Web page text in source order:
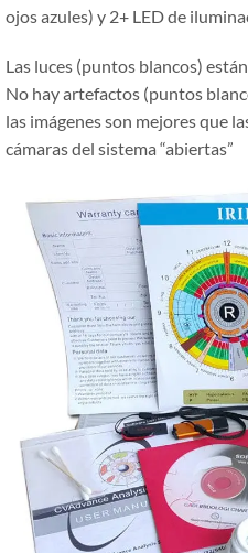
ojos azules) y 2+ LED de
Las luces (puntos blancos)
No hay artefactos (puntos
las imágenes son mejores que
cámaras del sistema “abiertas”